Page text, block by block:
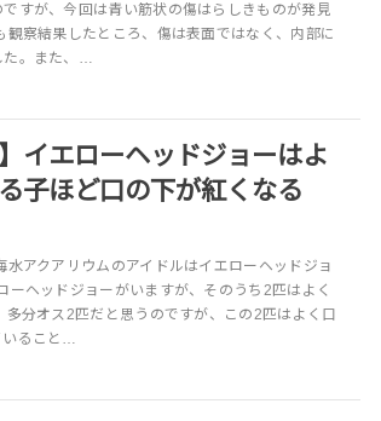
ですが、今回は青い筋状の傷はらしきものが発見
観察結果したところ、傷は表面ではなく、内部に
た。また、…
イエローヘッドジョーはよ
子ほど口の下が紅くなる
水アクアリウムのアイドルはイエローヘッドジョ
ーヘッドジョーがいますが、そのうち2匹はよく
多分オス2匹だと思うのですが、この2匹はよく口
いること…